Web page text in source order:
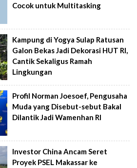
Cocok untuk Multitasking
Kampung di Yogya Sulap Ratusan
Galon Bekas Jadi Dekorasi HUT RI,
Cantik Sekaligus Ramah
Lingkungan
Profil Norman Joesoef, Pengusaha
Muda yang Disebut-sebut Bakal
Dilantik Jadi Wamenhan RI
Investor China Ancam Seret
Proyek PSEL Makassar ke